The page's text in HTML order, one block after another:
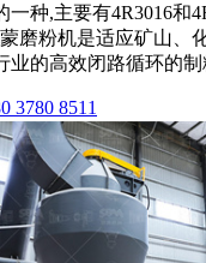
一种,主要有4R3016和
磨粉机是适应矿山、
业的高效闭路循环的制
3780 8511